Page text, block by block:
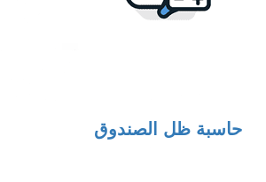
حاسبة ظل الصندوق